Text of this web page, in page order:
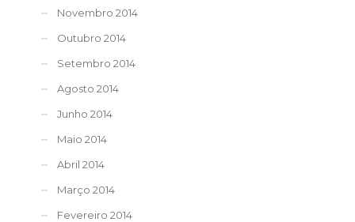
Novembro 2014
Outubro 2014
Setembro 2014
Agosto 2014
Junho 2014
Maio 2014
Abril 2014
Março 2014
Fevereiro 2014